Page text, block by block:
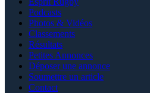
Podcasts
Photos & Vidéos
Classements
Résultats
Petites Annonces
Déposer une annonce
Soumettre un article
Contact